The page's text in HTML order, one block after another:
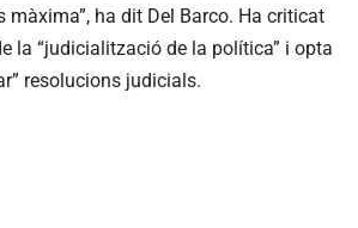
màxima”, ha dit Del Barco. Ha criticat
la “judicialització de la política” i opta
resolucions judicials.